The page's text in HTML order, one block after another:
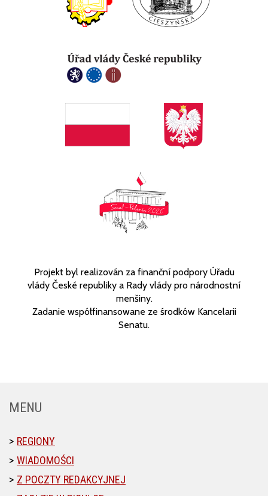
Projekt byl realizován za finanční podpory Úřadu
vlády České republiky a Rady vlády pro národnostní
menšiny.
Zadanie współfinansowane ze środków Kancelarii
Senatu.
MENU
REGIONY
WIADOMOŚCI
Z POCZTY REDAKCYJNEJ